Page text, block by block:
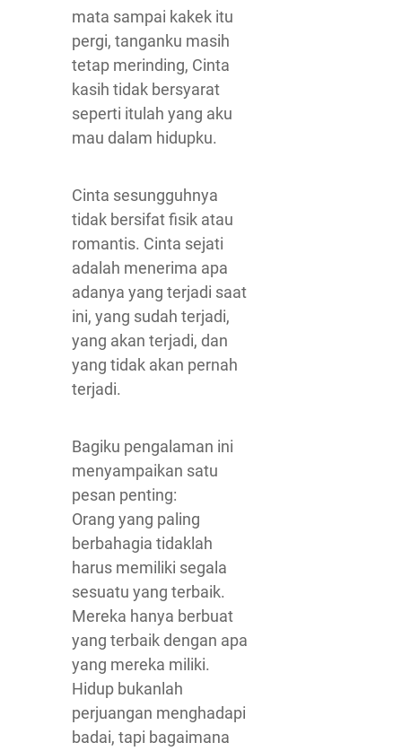
mata sampai kakek itu
pergi, tanganku masih
tetap merinding, Cinta
kasih tidak bersyarat
seperti itulah yang aku
mau dalam hidupku.
Cinta sesungguhnya
tidak bersifat fisik atau
romantis. Cinta sejati
adalah menerima apa
adanya yang terjadi saat
ini, yang sudah terjadi,
yang akan terjadi, dan
yang tidak akan pernah
terjadi.
Bagiku pengalaman ini
menyampaikan satu
pesan penting:
Orang yang paling
berbahagia tidaklah
harus memiliki segala
sesuatu yang terbaik.
Mereka hanya berbuat
yang terbaik dengan apa
yang mereka miliki.
Hidup bukanlah
perjuangan menghadapi
badai, tapi bagaimana